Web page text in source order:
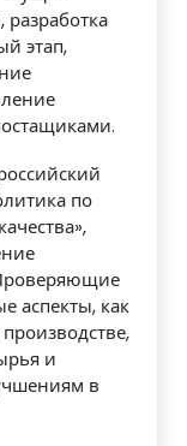
разработка
этап,
по
аспекты, как
и
в